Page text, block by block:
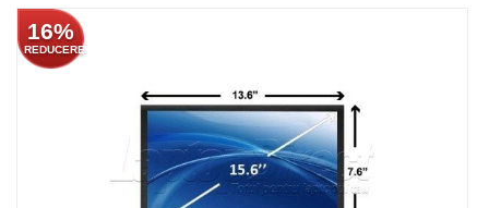
16%
REDUCERE